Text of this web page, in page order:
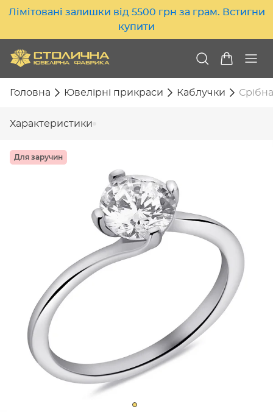
Лімітовані залишки від 5500 грн за грам. Встигни
купити
Головна Ювелірні прикраси Каблучки
Характеристики
Для заручин